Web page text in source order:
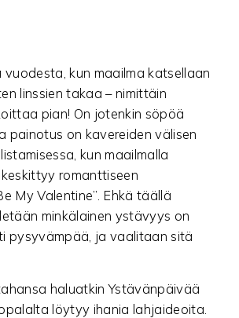
vuodesta, kun maailma katsellaan
linssien takaa – nimittäin
pian! On jotenkin söpöä
painotus on kavereiden välisen
kun maailmalla
romanttiseen
My Valentine”. Ehkä täällä
minkälainen ystävyys on
pysyvämpää, ja vaalitaan sitä
haluatkin Ystävänpäivää
löytyy ihania lahjaideoita.